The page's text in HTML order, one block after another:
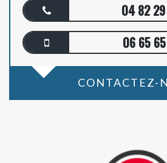
04 82
06 65
CONTACTEZ-